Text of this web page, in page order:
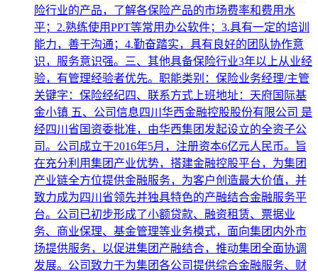
险行业的产品，了解各保险产品的市场费率和费用水
平；2.熟练使用PPT等常用办公软件；3.具有一定的培训
能力，善于沟通；4.勤奋踏实，具有良好的团队协作意
识，服务意识强。三、其他具备保险行业3年以上从业经
验，有管理经验者优先。职能类别：保险业务经理/主管
关键字：保险经纪四、联系方式上班地址：天府国际基
金小镇 五、公司信息四川华西金融控股股份有限公司 是
经四川省国资委批准，由华西集团发起设立的全资子公
司。公司成立于2016年5月，注册资本6亿元人民币。旨
在充分利用集团产业优势，搭建金融控股平台，为集团
产业链全方位提供金融服务，为客户创造最大价值，并
致力成为四川省领先并独具特色的产融结合金融服务平
台。公司已初步形成了小额贷款、融资租赁、票据业
务、商业保理、基金管理等业务模式，面向集团内外市
场提供服务，以促进集团产融结合，推动集团全面协调
发展。公司致力于为集团各公司提供综合金融服务、财